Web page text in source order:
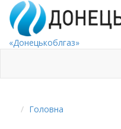
«Донецькоблгаз»
Головна